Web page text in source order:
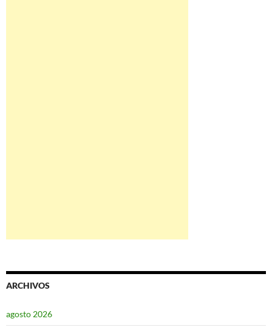
ARCHIVOS
agosto 2026